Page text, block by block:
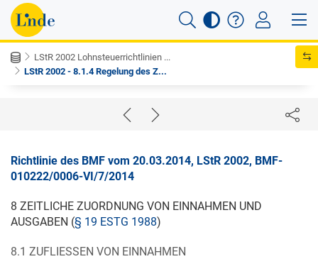
LStR 2002 Lohnsteuerrichtlinien ...
LStR 2002 - 8.1.4 Regelung des Z...
Richtlinie des BMF vom 20.03.2014, LStR 2002, BMF-
010222/0006-VI/7/2014
8 ZEITLICHE ZUORDNUNG VON EINNAHMEN UND
AUSGABEN (§ 19 ESTG 1988)
8.1 ZUFLIESSEN VON EINNAHMEN